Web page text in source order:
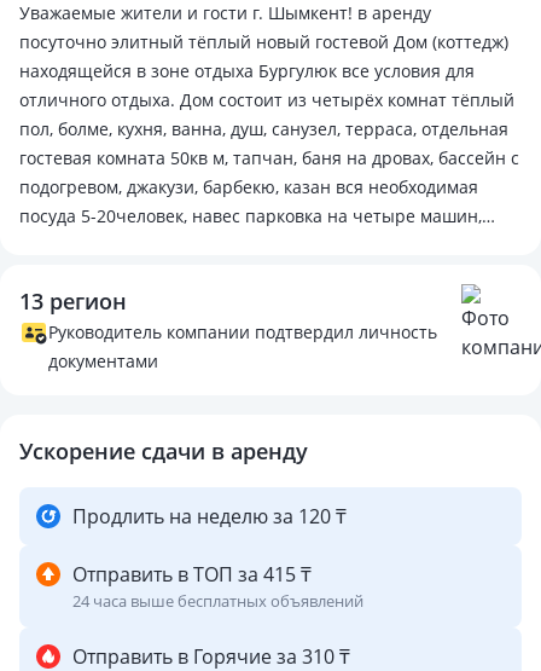
Уважаемые жители и гости г. Шымкент! в аренду
посуточно элитный тёплый новый гостевой Дом (коттедж)
находящейся в зоне отдыха Бургулюк все условия для
отличного отдыха. Дом состоит из четырёх комнат тёплый
пол, болме, кухня, ванна, душ, санузел, терраса, отдельная
гостевая комната 50кв м, тапчан, баня на дровах, бассейн с
подогревом, джакузи, барбекю, казан вся необходимая
посуда 5-20человек, навес парковка на четыре машин,
13 регион
Руководитель компании подтвердил личность
документами
Ускорение сдачи в аренду
Продлить на неделю за 120 ₸
Отправить в ТОП за 415 ₸
24 часа выше бесплатных объявлений
Отправить в Горячие за 310 ₸